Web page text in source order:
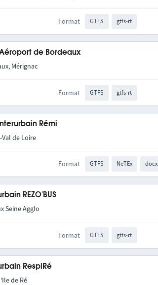
Format GTFS gtfs-rt
de Bordeaux
Mérignac
Format GTFS gtfs-rt
Rémi
de Loire
Format GTFS NeTEx docx
REZO'BUS
Seine Agglo
Format GTFS gtfs-rt
RespiRé
de Ré